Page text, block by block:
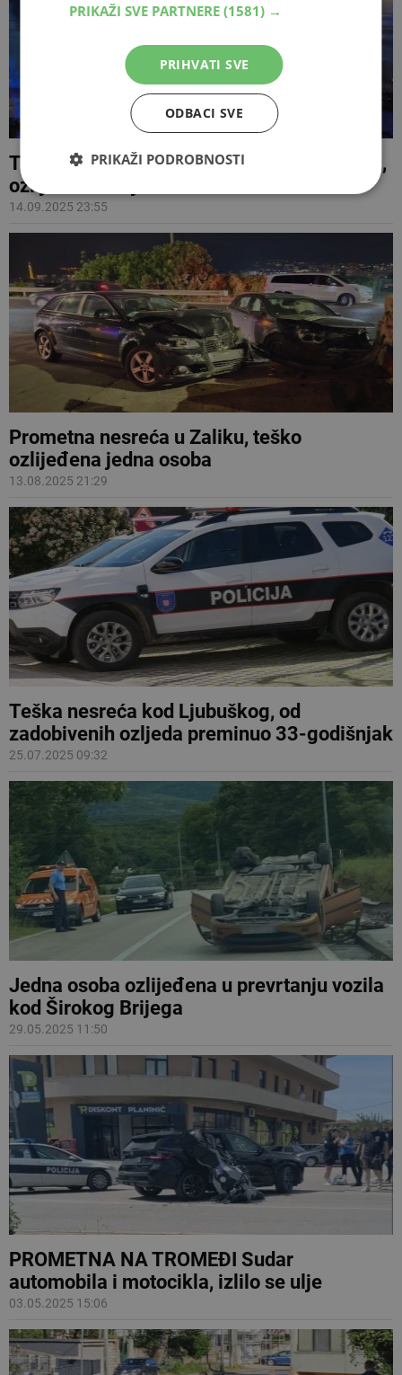
Težak sudar na magistrali M-17 u Mostaru,
ozlijeđene dvije osobe
14.09.2025 23:55
Prometna nesreća u Zaliku, teško
ozlijeđena jedna osoba
13.08.2025 21:29
Teška nesreća kod Ljubuškog, od
zadobivenih ozljeda preminuo 33-godišnjak
25.07.2025 09:32
Jedna osoba ozlijeđena u prevrtanju vozila
kod Širokog Brijega
29.05.2025 11:50
PROMETNA NA TROMEĐI Sudar
automobila i motocikla, izlilo se ulje
03.05.2025 15:06
PRIKAŽI SVE PARTNERE (1581) →
PRIHVATI SVE
ODBACI SVE
PRIKAŽI PODROBNOSTI